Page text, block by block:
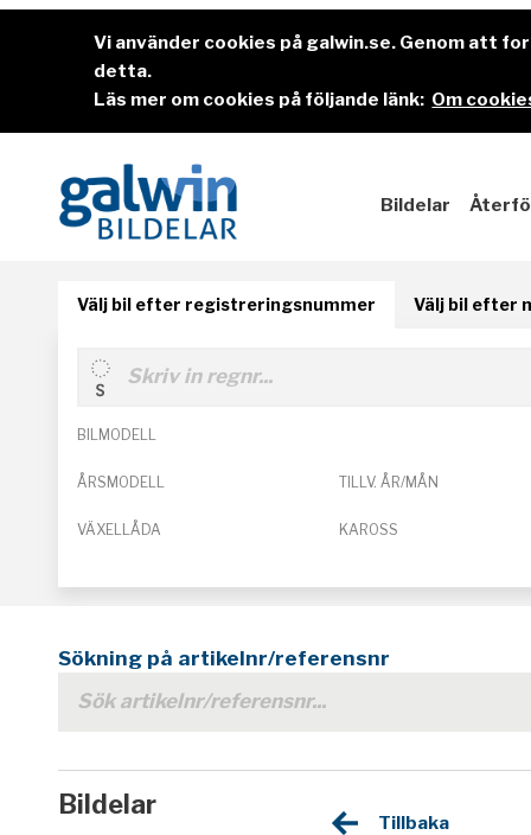
Vi använder cookies på galwin.se. Genom att
detta.
Läs mer om cookies på följande länk: Om
Bildelar
Välj bil efter registreringsnummer Välj bil efter
BILMODELL
ÅRSMODELL TILLV. ÅR/MÅN
VÄXELLÅDA KAROSS
Sökning på artikelnr/referensnr
Bildelar
Tillbaka